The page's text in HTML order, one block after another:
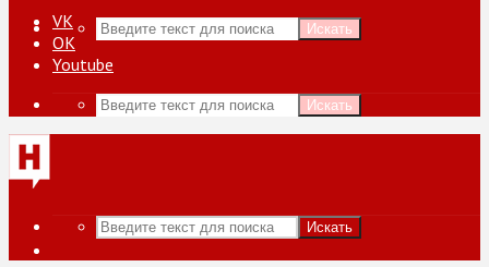
Искать
VK
ОК
Youtube
Искать
Искать